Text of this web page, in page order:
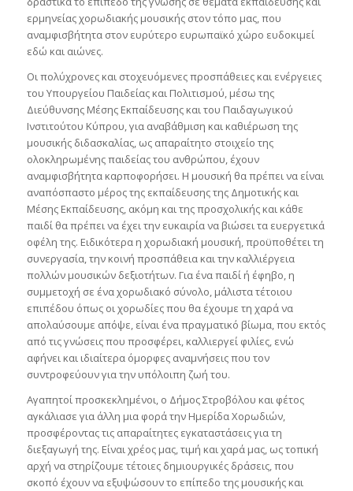
ερμηνείας χορωδιακής μουσικής στον τόπο μας, που
αναμφισβήτητα στον ευρύτερο ευρωπαϊκό χώρο ευδοκιμεί
εδώ και αιώνες.
Οι πολύχρονες και στοχευόμενες προσπάθειες και ενέργειες
του Υπουργείου Παιδείας και Πολιτισμού, μέσω της
Διεύθυνσης Μέσης Εκπαίδευσης και του Παιδαγωγικού
Ινστιτούτου Κύπρου, για αναβάθμιση και καθιέρωση της
μουσικής διδασκαλίας, ως απαραίτητο στοιχείο της
ολοκληρωμένης παιδείας του ανθρώπου, έχουν
αναμφισβήτητα καρποφορήσει. Η μουσική θα πρέπει να είναι
αναπόσπαστο μέρος της εκπαίδευσης της Δημοτικής και
Μέσης Εκπαίδευσης, ακόμη και της προσχολικής και κάθε
παιδί θα πρέπει να έχει την ευκαιρία να βιώσει τα ευεργετικά
οφέλη της. Ειδικότερα η χορωδιακή μουσική, προϋποθέτει τη
συνεργασία, την κοινή προσπάθεια και την καλλιέργεια
πολλών μουσικών δεξιοτήτων. Για ένα παιδί ή έφηβο, η
συμμετοχή σε ένα χορωδιακό σύνολο, μάλιστα τέτοιου
επιπέδου όπως οι χορωδίες που θα έχουμε τη χαρά να
απολαύσουμε απόψε, είναι ένα πραγματικό βίωμα, που εκτός
από τις γνώσεις που προσφέρει, καλλιεργεί φιλίες, ενώ
αφήνει και ιδιαίτερα όμορφες αναμνήσεις που τον
συντροφεύουν για την υπόλοιπη ζωή του.
Αγαπητοί προσκεκλημένοι, ο Δήμος Στροβόλου και φέτος
αγκάλιασε για άλλη μια φορά την Ημερίδα Χορωδιών,
προσφέροντας τις απαραίτητες εγκαταστάσεις για τη
διεξαγωγή της. Είναι χρέος μας, τιμή και χαρά μας, ως τοπική
αρχή να στηρίζουμε τέτοιες δημιουργικές δράσεις, που
σκοπό έχουν να εξυψώσουν το επίπεδο της μουσικής και